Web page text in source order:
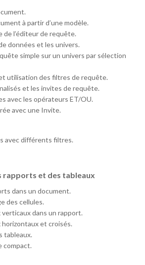
à partir d’une modèle.
de l’éditeur de requête.
données et les univers.
simple sur un univers par sélection
utilisation des filtres de requête.
et les invites de requête.
avec les opérateurs ET/OU.
avec une Invite.
avec différents filtres.
rapports et des tableaux
dans un document.
des cellules.
dans un rapport.
et croisés.
tableaux.
compact.